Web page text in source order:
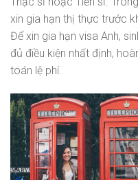
xin gia hạn thị thực trước
Để xin gia hạn visa Anh,
đủ điều kiện nhất định,
toán lệ phí.